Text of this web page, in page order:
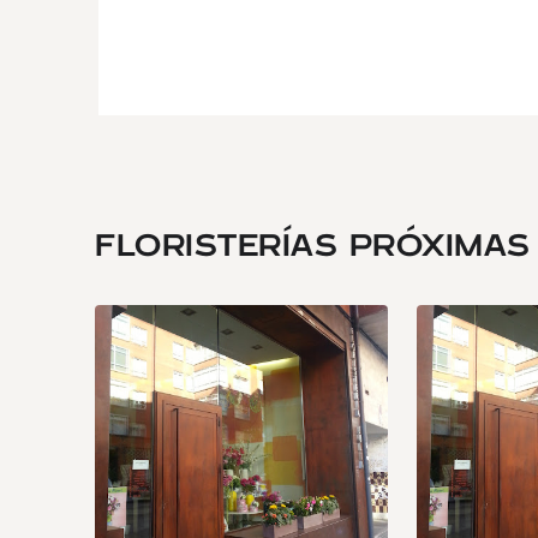
FLORISTERÍAS PRÓXIMAS